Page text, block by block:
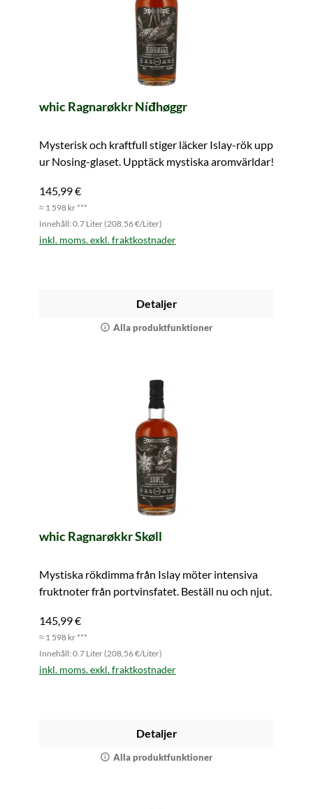
whic Ragnarøkkr Níđhøggr
Mysterisk och kraftfull stiger läcker Islay-rök upp
ur Nosing-glaset. Upptäck mystiska aromvärldar!
145,99 €
≈ 1 598 kr ***
Innehåll: 0.7 Liter (208,56 €/Liter)
inkl. moms. exkl. fraktkostnader
Detaljer
Alla produktfunktioner
whic Ragnarøkkr Skøll
Mystiska rökdimma från Islay möter intensiva
fruktnoter från portvinsfatet. Beställ nu och njut.
145,99 €
≈ 1 598 kr ***
Innehåll: 0.7 Liter (208,56 €/Liter)
inkl. moms. exkl. fraktkostnader
Detaljer
Alla produktfunktioner